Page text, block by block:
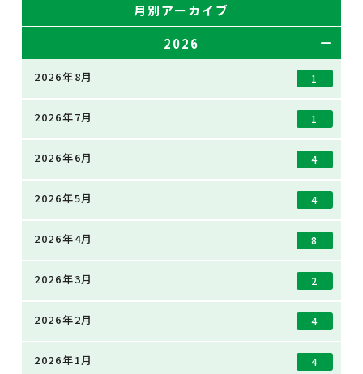
月別アーカイブ
2026
2026年8月 1
2026年7月 1
2026年6月 4
2026年5月 4
2026年4月 8
2026年3月 2
2026年2月 4
2026年1月 4